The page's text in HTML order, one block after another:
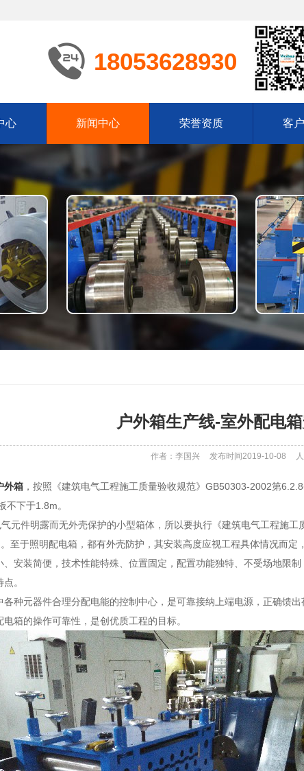
18053628930
心 新闻中心 荣誉资质 客
户外箱生产线-室外配电
作者：李国兴 发布时间2019-10-08
外箱 ，按照《建筑电气工程施工质量验收规范》GB50303-2002第
不下于1.8m。
气元件明露而无外壳保护的小型箱体，所以要执行《建筑电气工程施
至于照明配电箱，都有外壳防护，其安装高度应视工程具体情况而定
、安装简便，技术性能特殊、位置固定，配置功能独特、不受场地限
。
各种元器件合理分配电能的控制中心，是可靠接纳上端电源，正确馈
箱的操作可靠性，是创优质工程的目标。